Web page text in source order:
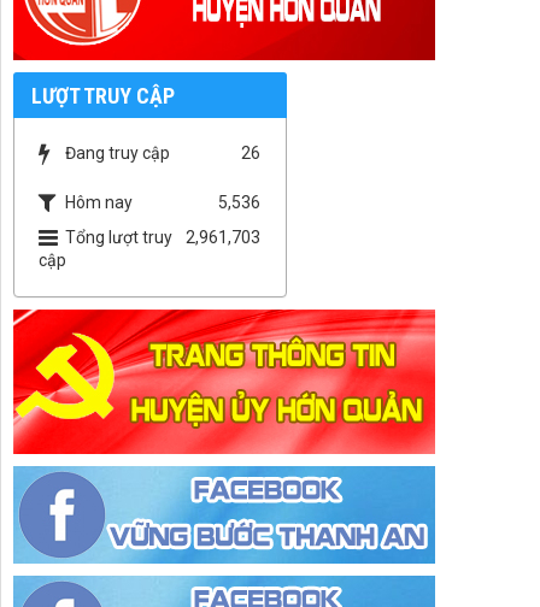
LƯỢT TRUY CẬP
Đang truy cập 26
Hôm nay
5,536
Tổng lượt truy
cập
2,961,703